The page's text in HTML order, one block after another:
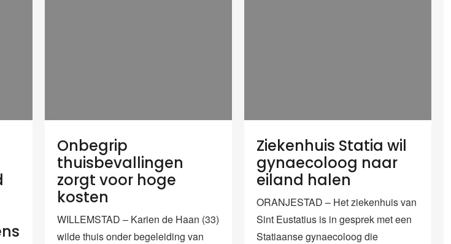
Onbegrip
thuisbevallingen
zorgt voor hoge
kosten
WILLEMSTAD – Karien de Haan (33)
wilde thuis onder begeleiding van
Ziekenhuis Statia wil
gynaecoloog naar
eiland halen
ORANJESTAD – Het ziekenhuis van
Sint Eustatius is in gesprek met een
Statiaanse gynaecoloog die